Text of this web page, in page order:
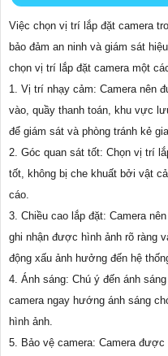
Việc chọn vị trí lắp đặt camera
bảo đảm an ninh và giám sát
chọn vị trí lắp đặt camera một
1. Vị trí nhạy cảm: Camera nên
vào, quầy thanh toán, khu vực
để giám sát và phòng tránh kẻ
2. Góc quan sát tốt: Chọn vị trí
tốt, không bị che khuất bởi vật
cáo.
3. Chiều cao lắp đặt: Camera
ghi nhận được hình ảnh rõ ràng
động xấu ảnh hưởng đến hệ
4. Ánh sáng: Chú ý đến ánh
camera ngay hướng ánh sáng
hình ảnh.
5. Bảo vệ camera: Camera